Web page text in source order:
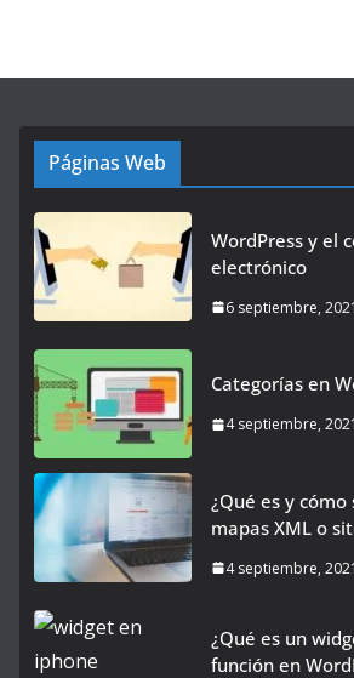
Páginas Web
WordPress y el
electrónico
6 septiembre, 2021
Categorías en
4 septiembre, 2021
¿Qué es y
mapas XML o
4 septiembre, 2021
¿Qué es un
función en